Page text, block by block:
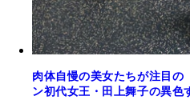
肉体自慢の美女たちが注目の
ン初代女王・田上舞子の異色